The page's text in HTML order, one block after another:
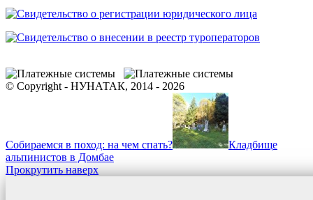
© Copyright - НУНАТАК, 2014 - 2026
Собираемся в поход: на чем спать?
Кладбище
альпинистов в Домбае
Прокрутить наверх